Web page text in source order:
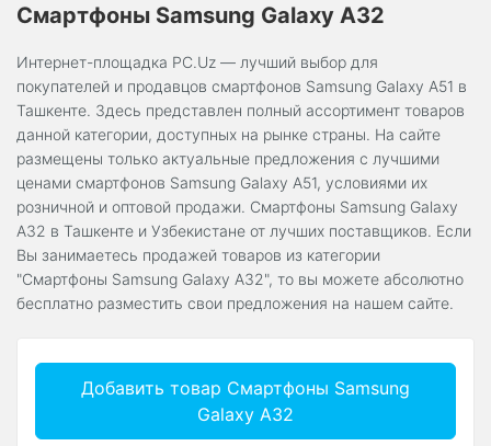
Смартфоны Samsung Galaxy A32
Интернет-площадка PC.Uz — лучший выбор для
покупателей и продавцов смартфонов Samsung Galaxy A51 в
Ташкенте. Здесь представлен полный ассортимент товаров
данной категории, доступных на рынке страны. На сайте
размещены только актуальные предложения с лучшими
ценами смартфонов Samsung Galaxy A51, условиями их
розничной и оптовой продажи. Смартфоны Samsung Galaxy
A32 в Ташкенте и Узбекистане от лучших поставщиков. Если
Вы занимаетесь продажей товаров из категории
"Смартфоны Samsung Galaxy A32", то вы можете абсолютно
бесплатно разместить свои предложения на нашем сайте.
Добавить товар Смартфоны Samsung
Galaxy A32